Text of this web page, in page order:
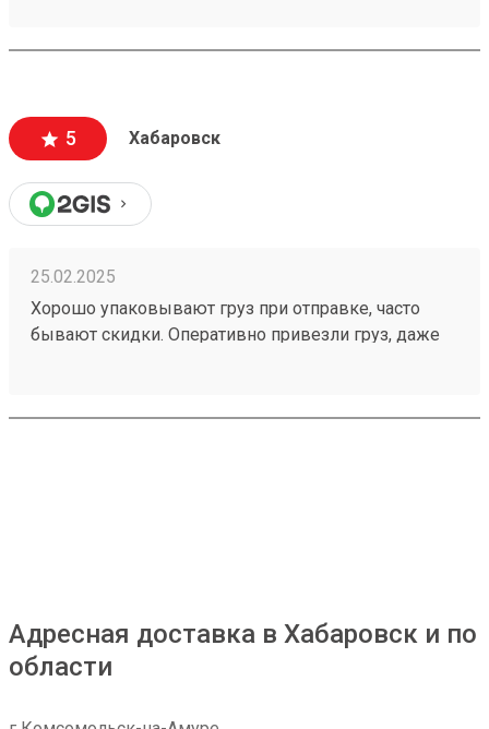
5 Хабаровск
25.02.2025
Хорошо упаковывают груз при отправке, часто
бывают скидки. Оперативно привезли груз, даже
Адресная доставка в Хабаровск и по
области